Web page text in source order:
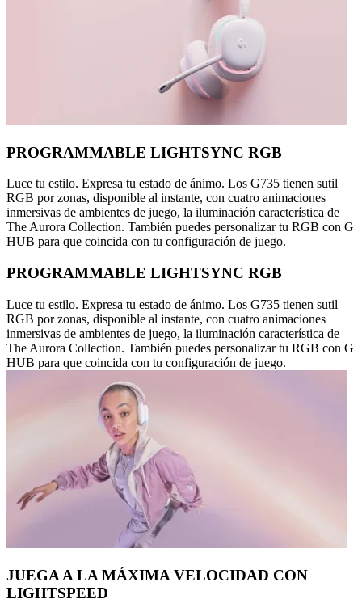
PROGRAMMABLE LIGHTSYNC RGB
Luce tu estilo. Expresa tu estado de ánimo. Los G735 tienen sutil
RGB por zonas, disponible al instante, con cuatro animaciones
inmersivas de ambientes de juego, la iluminación característica de
The Aurora Collection. También puedes personalizar tu RGB con G
HUB para que coincida con tu configuración de juego.
PROGRAMMABLE LIGHTSYNC RGB
Luce tu estilo. Expresa tu estado de ánimo. Los G735 tienen sutil
RGB por zonas, disponible al instante, con cuatro animaciones
inmersivas de ambientes de juego, la iluminación característica de
The Aurora Collection. También puedes personalizar tu RGB con G
HUB para que coincida con tu configuración de juego.
JUEGA A LA MÁXIMA VELOCIDAD CON
LIGHTSPEED